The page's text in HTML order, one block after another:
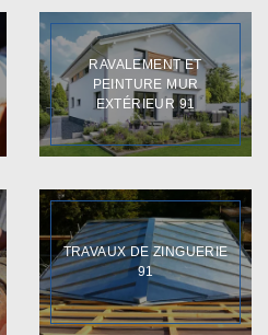
RAVALEMENT ET
PEINTURE MUR
EXTÉRIEUR 91
TRAVAUX DE ZINGUERIE
91